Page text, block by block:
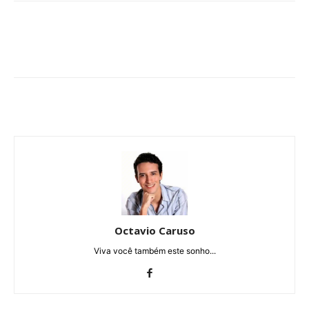
Octavio Caruso
Viva você também este sonho...